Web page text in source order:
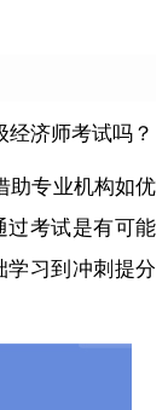
济师考试吗？
助专业机构如优
过考试是有可能
学习到冲刺提分